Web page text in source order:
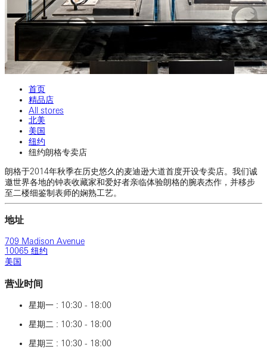
首页
精品店
All stores
北美
美国
纽约
纽约朗格专卖店
朗格于2014年秋季在历史悠久的麦迪逊大道首度开设专卖店。我们诚
邀世界各地的钟表收藏家和爱好者亲临体验朗格的腕表杰作，并移步
至二楼细鉴制表师的娴熟工艺。
地址
709 Madison Avenue
10065 纽约
美国
营业时间
星期一 : 10:30 - 18:00
星期二 : 10:30 - 18:00
星期三 : 10:30 - 18:00